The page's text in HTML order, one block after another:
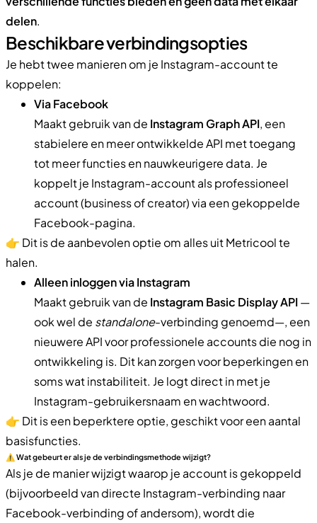
delen.
Beschikbare verbindingsopties
Je hebt twee manieren om je Instagram-account te
koppelen:
Via Facebook
Maakt gebruik van de Instagram Graph API, een
stabielere en meer ontwikkelde API met toegang
tot meer functies en nauwkeurigere data. Je
koppelt je Instagram-account als professioneel
account (business of creator) via een gekoppelde
Facebook-pagina.
👉 Dit is de aanbevolen optie om alles uit Metricool te
halen.
Alleen inloggen via Instagram
Maakt gebruik van de Instagram Basic Display API—
ook wel de standalone-verbinding genoemd—, een
nieuwere API voor professionele accounts die nog in
ontwikkeling is. Dit kan zorgen voor beperkingen en
soms wat instabiliteit. Je logt direct in met je
Instagram-gebruikersnaam en wachtwoord.
👉 Dit is een beperktere optie, geschikt voor een aantal
basisfuncties.
⚠️ Wat gebeurt er als je de verbindingsmethode wijzigt?
Als je de manier wijzigt waarop je account is gekoppeld
(bijvoorbeeld van directe Instagram-verbinding naar
Facebook-verbinding of andersom), wordt die